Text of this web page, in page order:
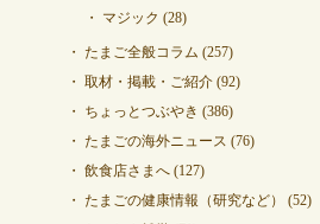
マジック (28)
たまご全般コラム (257)
取材・掲載・ご紹介(92)
ちょっとつぶやき (386)
たまごの海外ニュース (76)
飲食店さまへ(127)
たまごの健康情報（研究など）
(52)